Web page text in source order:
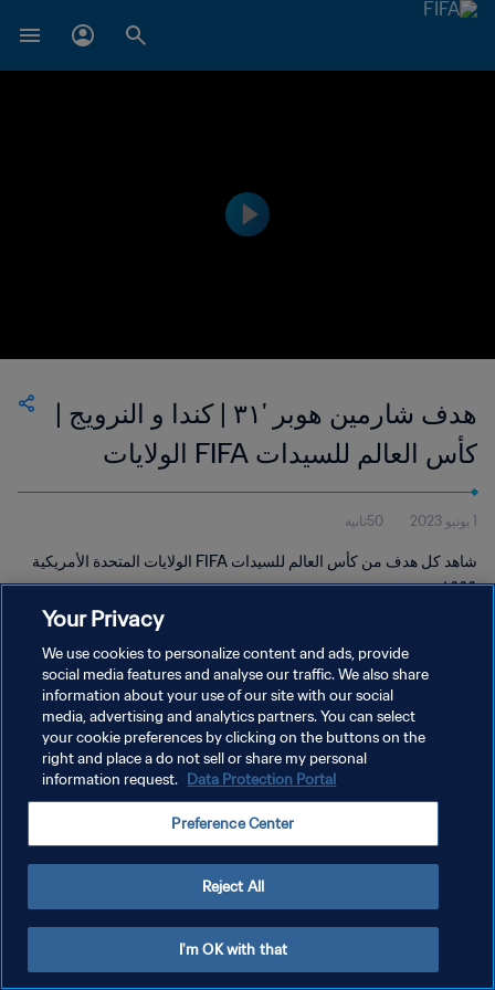
هدف شارمين هوبر '٣١ | كندا و النرويج |
كأس العالم للسيدات FIFA الولايات
المتحدة الأمريكية ١٩٩٩
1 يونيو 2023 50ثانية
شاهد كل هدف من كأس العالم للسيدات FIFA الولايات المتحدة الأمريكية
١٩٩٩.
سياسة الخصوصية
إدارة تفضيلات ملفات تعريف الارتباط
Your Privacy
We use cookies to personalize content and ads, provide
social media features and analyse our traffic. We also share
information about your use of our site with our social
media, advertising and analytics partners. You can select
your cookie preferences by clicking on the buttons on the
right and place a do not sell or share my personal
information request. Data Protection Portal
Preference Center
Reject All
I'm OK with that